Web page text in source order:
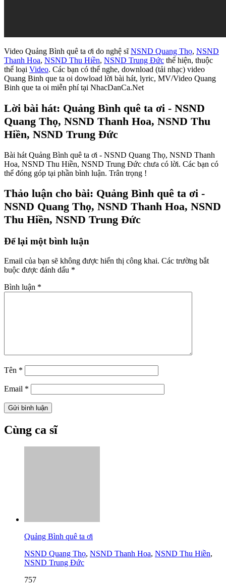
Video Quảng Bình quê ta ơi do nghệ sĩNSND Quang Thọ, NSND
Thanh Hoa, NSND Thu Hiền, NSND Trung Đức thể hiện, thuộc
thể loại Video. Các bạn có thể nghe, download (tải nhạc) video
Quang Binh que ta oi dowload lời bài hát, lyric, MV/Video Quang
Binh que ta oi miễn phí tại NhacDanCa.Net
Lời bài hát: Quảng Bình quê ta ơi - NSND
Quang Thọ, NSND Thanh Hoa, NSND Thu
Hiền, NSND Trung Đức
Bài hát Quảng Bình quê ta ơi - NSND Quang Thọ, NSND Thanh
Hoa, NSND Thu Hiền, NSND Trung Đức chưa có lời. Các bạn có
thể đóng góp tại phần bình luận. Trân trọng !
Thảo luận cho bài: Quảng Bình quê ta ơi -
NSND Quang Thọ, NSND Thanh Hoa, NSND
Thu Hiền, NSND Trung Đức
Để lại một bình luận
Email của bạn sẽ không được hiển thị công khai. Các trường bắt
buộc được đánh dấu *
Bình luận *
Tên *
Email *
Cùng ca sĩ
Quảng Bình quê ta ơi
NSND Quang Thọ, NSND Thanh Hoa, NSND Thu Hiền,
NSND Trung Đức
757